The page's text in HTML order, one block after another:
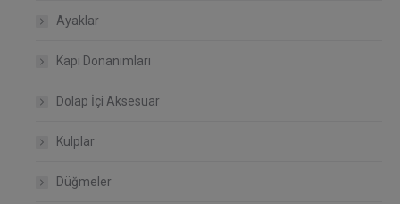
Ayaklar
Kapı Donanımları
Dolap İçi Aksesuar
Kulplar
Düğmeler